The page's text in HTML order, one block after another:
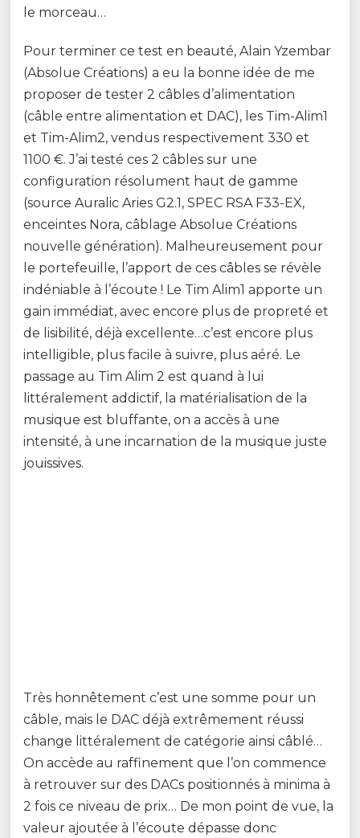
le morceau…
Pour terminer ce test en beauté, Alain Yzembar
(Absolue Créations) a eu la bonne idée de me
proposer de tester 2 câbles d’alimentation
(câble entre alimentation et DAC), les Tim-Alim1
et Tim-Alim2, vendus respectivement 330 et
1100 €. J’ai testé ces 2 câbles sur une
configuration résolument haut de gamme
(source Auralic Aries G2.1, SPEC RSA F33-EX,
enceintes Nora, câblage Absolue Créations
nouvelle génération). Malheureusement pour
le portefeuille, l’apport de ces câbles se révèle
indéniable à l’écoute ! Le Tim Alim1 apporte un
gain immédiat, avec encore plus de propreté et
de lisibilité, déjà excellente…c’est encore plus
intelligible, plus facile à suivre, plus aéré. Le
passage au Tim Alim 2 est quand à lui
littéralement addictif, la matérialisation de la
musique est bluffante, on a accès à une
intensité, à une incarnation de la musique juste
jouissives.
Très honnêtement c’est une somme pour un
câble, mais le DAC déjà extrêmement réussi
change littéralement de catégorie ainsi câblé…
On accède au raffinement que l’on commence
à retrouver sur des DACs positionnés à minima à
2 fois ce niveau de prix… De mon point de vue, la
valeur ajoutée à l’écoute dépasse donc